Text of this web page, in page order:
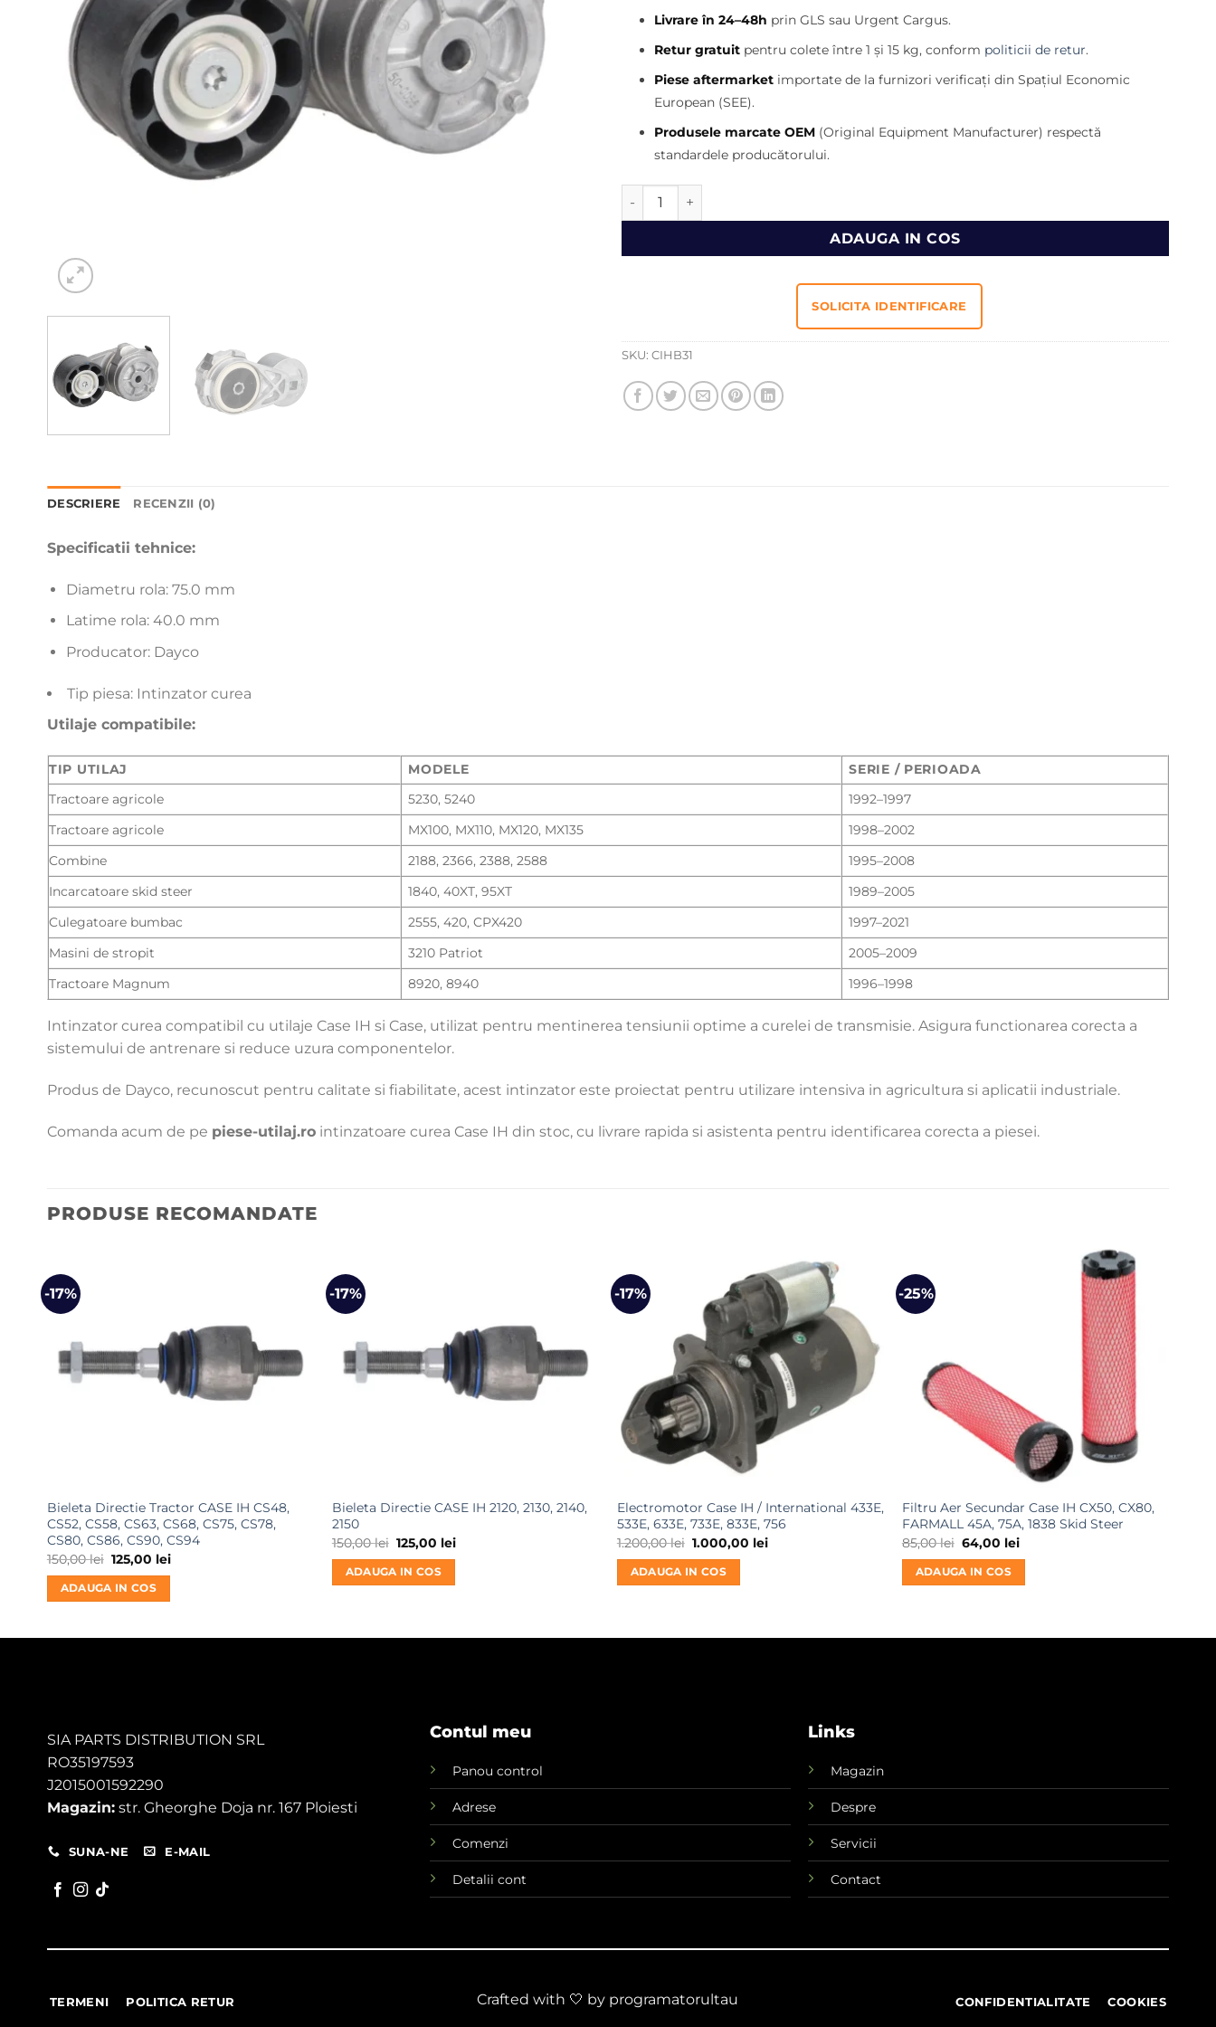
a
fost:
400,00 lei.
este:
310,00 lei.
Livrare în 24–48h prin GLS sau Urgent Cargus.
Retur gratuit pentru colete între 1 și 15 kg, conform politicii de retur.
Piese aftermarket importate de la furnizori verificați din Spațiul Economic
European (SEE).
Produsele marcate OEM (Original Equipment Manufacturer) respectă
standardele producătorului.
Cantitate Intinzator curea Case IH tractor Maxxum MX100 MX110 MX120 MX135 5230 5240
ADAUGA IN COS
SOLICITA IDENTIFICARE
SKU: CIHB31
DESCRIERE RECENZII (0)
Specificatii tehnice:
Diametru rola: 75.0 mm
Latime rola: 40.0 mm
Producator: Dayco
Tip piesa: Intinzator curea
Utilaje compatibile:
TIP UTILAJ MODELE
SERIE / PERIOADA
Tractoare agricole
5230, 5240
1992–1997
Tractoare agricole
MX100, MX110, MX120, MX135
1998–2002
Combine
2188, 2366, 2388, 2588
1995–2008
Incarcatoare skid steer
1840, 40XT, 95XT
1989–2005
Culegatoare bumbac
2555, 420, CPX420
1997–2021
Masini de stropit
3210 Patriot
2005–2009
Tractoare Magnum
8920, 8940 1996–1998
Intinzator curea compatibil cu utilaje Case IH si Case, utilizat pentru mentinerea tensiunii optime a curelei de transmisie. Asigura functionarea corecta a
sistemului de antrenare si reduce uzura componentelor.
Produs de Dayco, recunoscut pentru calitate si fiabilitate, acest intinzator este proiectat pentru utilizare intensiva in agricultura si aplicatii industriale.
Comanda acum de pe piese-utilaj.ro intinzatoare curea Case IH din stoc, cu livrare rapida si asistenta pentru identificarea corecta a piesei.
PRODUSE RECOMANDATE
-17%
Bieleta Directie Tractor CASE IH CS48,
CS52, CS58, CS63, CS68, CS75, CS78,
CS80, CS86, CS90, CS94
150,00lei Prețul
inițial
a
fost:
125,00 leiPrețul
ADAUGA IN COS
-17%
Bieleta Directie CASE IH 2120, 2130, 2140,
2150
150,00lei Prețul
inițial
a
fost:
125,00 leiPrețul
ADAUGA IN COS
-17%
Electromotor Case IH / International 433E,
533E, 633E, 733E, 833E, 756
1.200,00lei Prețul
a
fost:
1.000,00 leiPrețul
ADAUGA IN COS
-25%
Filtru Aer Secundar Case IH CX50, CX80,
FARMALL 45A, 75A, 1838 Skid Steer
85,00lei Prețul
inițial
a
fost:
64,00 leiPrețul
ADAUGA IN COS
SIA PARTS DISTRIBUTION SRL
RO35197593
J2015001592290
Magazin: str. Gheorghe Doja nr. 167 Ploiesti
SUNA-NE E-MAIL
Contul meu
Panou control
Adrese
Comenzi
Detalii cont
Links
Magazin
Despre
Servicii
Contact
TERMENI POLITICA RETUR Crafted with 🤍 by programatorultau CONFIDENTIALITATE COOKIES